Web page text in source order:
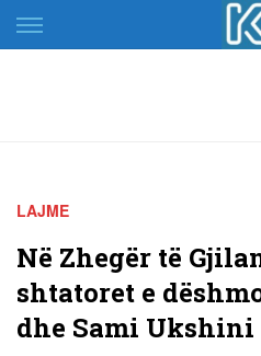
Skip
to
LAJME
Në Zhegër të
shtatoret e
dhe Sami Ukshini